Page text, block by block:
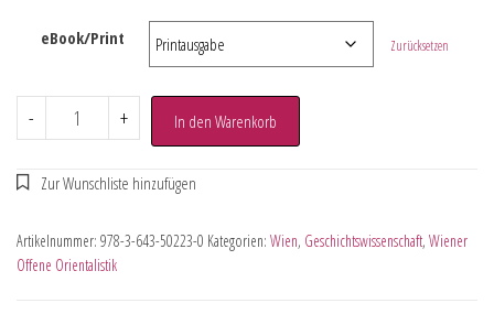
eBook/Print Zurücksetzen
- + In den Warenkorb
Artikelnummer: 978-3-643-50223-0 Kategorien: Wien, Geschichtswissenschaft, Wiener
Offene Orientalistik